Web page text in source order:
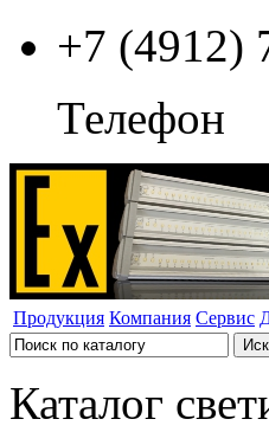
+7 (4912)
Телефон
Продукция Компания Сервис
Каталог